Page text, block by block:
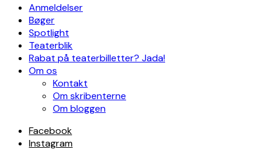
Anmeldelser
Bøger
Spotlight
Teaterblik
Rabat på teaterbilletter? Jada!
Om os
Kontakt
Om skribenterne
Om bloggen
Facebook
Instagram